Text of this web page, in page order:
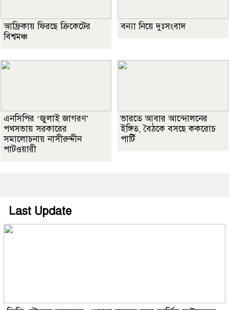
আফ্রিকায় ফিরছে ক্রিকেটের
বিশ্বমঞ্চ
বন্যা নিয়ে দুঃসংবাদ
এনসিপির ‘জুলাই জাগরণ’
পথসভায় সরকারের
সমালোচনায় নাসীরুদ্দীন
পাটওয়ারী
ভারতে আবার আন্দোলনের
ইঙ্গিত, বৈঠকে বসছে ককরোচ
পার্টি
Last Update